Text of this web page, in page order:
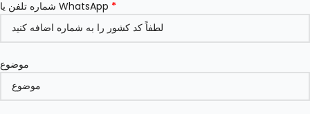
شماره تلفن یا WhatsApp *
موضوع